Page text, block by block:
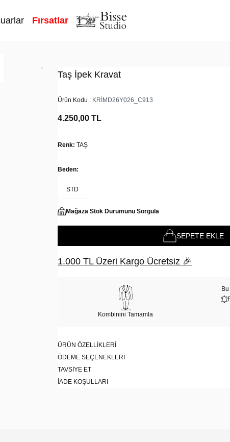
Fırsatlar
Taş İpek Kravat
Ürün Kodu : KRİMD26Y026_C913
4.250,00 TL
Renk:TAŞ
Beden:
STD
Mağaza Stok Durumunu Sorgula
SEPETE EKLE
1.000 TL Üzeri Kargo Ücretsiz 🎉
Kombinini Tamamla
ÜRÜN ÖZELLIKLERI
ÖDEME SEÇENEKLERI
TAVSIYE ET
İADE KOŞULLARI